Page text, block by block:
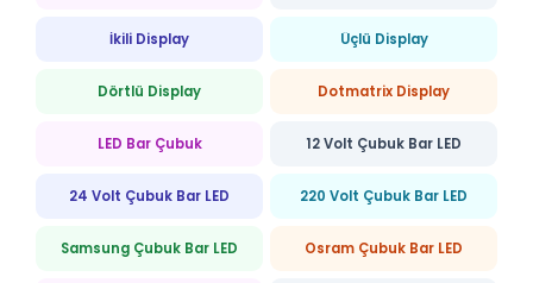
İkili Display Üçlü Display
Dörtlü Display Dotmatrix Display
LED Bar Çubuk 12 Volt Çubuk Bar LED
24 Volt Çubuk Bar LED 220 Volt Çubuk Bar LED
Samsung Çubuk Bar LED Osram Çubuk Bar LED